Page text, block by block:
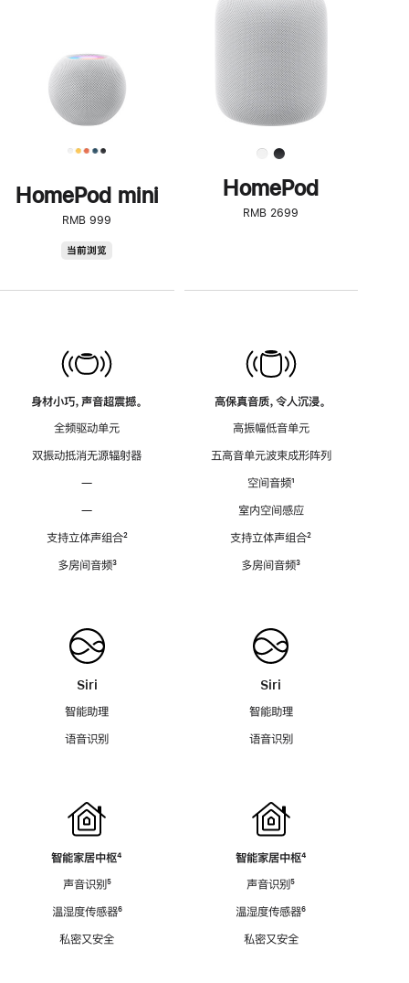
HomePod mini
RMB 999
当前浏览
身材小巧，声音超震撼。
全频驱动单元
双振动抵消无源辐射器
—
—
支持立体声组合脚
²
多房间音频脚
³
Siri
智能助理
语音识别
智能家居中枢脚
⁴
声音识别脚
⁵
温湿度传感器脚
⁶
私密又安全
了
解
HomePod<
HomePod
RMB 2699
高保真音质，令人沉浸。
高振幅低音单元
五高音单元波束成形阵列
空间音频脚
¹
室内空间感应
支持立体声组合脚
²
多房间音频脚
³
Siri
智能助理
语音识别
智能家居中枢脚
⁴
声音识别脚
⁵
温湿度传感器脚
⁶
私密又安全